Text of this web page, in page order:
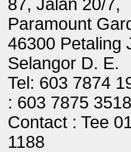
87, Jalan 20/7,
Paramount
46300 Petaling
Selangor D. E.
Tel: 603 7874
: 603 7875 3518
Contact : Tee
1188